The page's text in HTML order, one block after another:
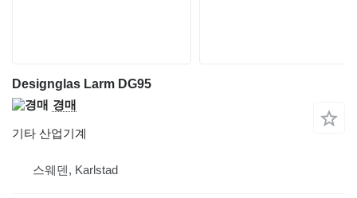
Designglas Larm DG95
경매
기타 산업기계
스웨덴, Karlstad